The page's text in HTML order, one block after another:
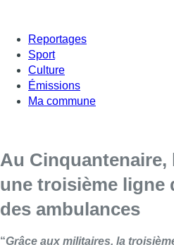
Reportages
Sport
Culture
Émissions
Ma commune
Au Cinquantenaire,
une troisième ligne
des ambulances